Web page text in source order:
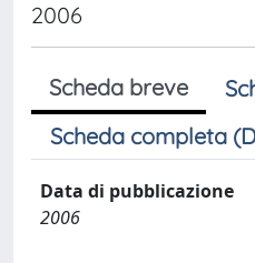
2006
Scheda breve
Scheda completa
Data di pubblicazione
2006